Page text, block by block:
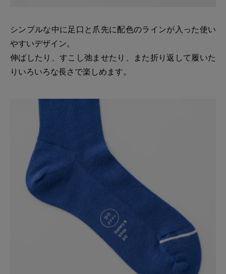
シンプルな中に足口と爪先に配色のラインが入った使い
やすいデザイン。
伸ばしたり、すこし弛ませたり、また折り返して履いた
りいろいろな長さで楽しめます。